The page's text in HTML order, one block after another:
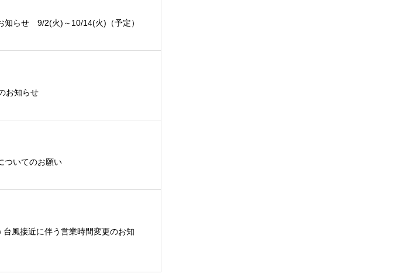
知らせ 9/2(火)～10/14(火)（予定）
お知らせ
ついてのお願い
風接近に伴う営業時間変更のお知